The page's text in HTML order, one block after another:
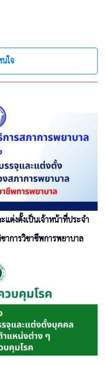
ใจ
ต่งตั้งเป็นเจ้าหน้าที่ประจำ
าการวิชาชีพการพยาบาล